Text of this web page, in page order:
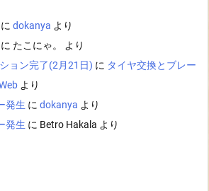
に dokanya より
に たこにゃ。
より
ョン完了(2月21日) に タイヤ交換とブレー
より
発生 に dokanya より
発生 に Betro Hakala より